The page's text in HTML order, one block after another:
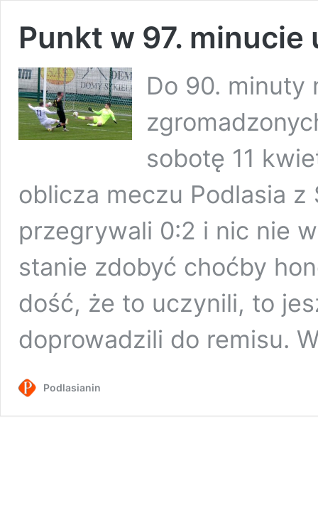
Punkt w 97. minucie
Do 90. minuty
sobotę 11
oblicza meczu Podlasia z
przegrywali 0:2 i nic nie
stanie zdobyć choćby
dość, że to uczynili, to
doprowadzili do remisu.
Podlasianin